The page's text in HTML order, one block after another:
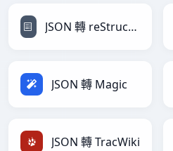
JSON 轉 reStructuredText
JSON 轉 Magic
JSON 轉 TracWiki